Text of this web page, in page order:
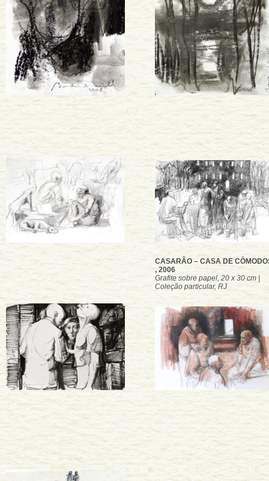
CASARÃO – CASA DE
, 2006
Grafite sobre papel, 20 x 30 cm |
Coleção particular, RJ